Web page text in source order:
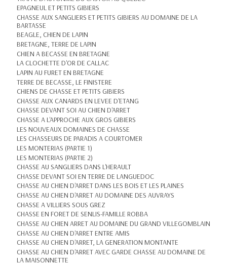
EPAGNEUL ET PETITS GIBIERS
CHASSE AUX SANGLIERS ET PETITS GIBIERS AU DOMAINE DE LA
BARTASSE
BEAGLE, CHIEN DE LAPIN
BRETAGNE, TERRE DE LAPIN
CHIEN A BECASSE EN BRETAGNE
LA CLOCHETTE D'OR DE CALLAC
LAPIN AU FURET EN BRETAGNE
TERRE DE BECASSE, LE FINISTERE
CHIENS DE CHASSE ET PETITS GIBIERS
CHASSE AUX CANARDS EN LEVEE D'ETANG
CHASSE DEVANT SOI AU CHIEN D'ARRET
CHASSE A L'APPROCHE AUX GROS GIBIERS
LES NOUVEAUX DOMAINES DE CHASSE
LES CHASSEURS DE PARADIS A COURTOMER
LES MONTERIAS (PARTIE 1)
LES MONTERIAS (PARTIE 2)
CHASSE AU SANGLIERS DANS L'HERAULT
CHASSE DEVANT SOI EN TERRE DE LANGUEDOC
CHASSE AU CHIEN D'ARRET DANS LES BOIS ET LES PLAINES
CHASSE AU CHIEN D'ARRET AU DOMAINE DES AUVRAYS
CHASSE A VILLIERS SOUS GREZ
CHASSE EN FORET DE SENLIS-FAMILLE ROBBA
CHASSE AU CHIEN ARRET AU DOMAINE DU GRAND VILLEGOMBLAIN
CHASSE AU CHIEN D'ARRET ENTRE AMIS
CHASSE AU CHIEN D'ARRET, LA GENERATION MONTANTE
CHASSE AU CHIEN D'ARRET AVEC GARDE CHASSE AU DOMAINE DE
LA MAISONNETTE